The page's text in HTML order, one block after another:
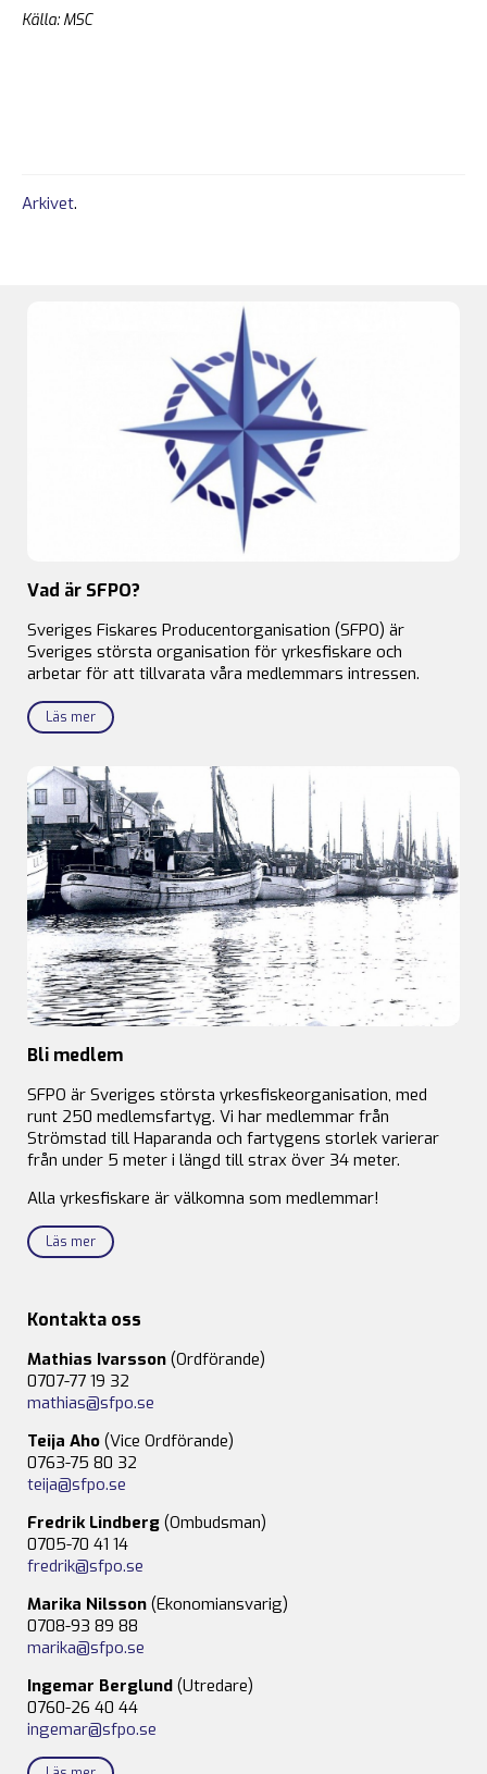
Källa: MSC
Arkivet.
Vad är SFPO?
Sveriges Fiskares Producentorganisation (SFPO) är
Sveriges största organisation för yrkesfiskare och
arbetar för att tillvarata våra medlemmars intressen.
Läs mer
Bli medlem
SFPO är Sveriges största yrkesfiskeorganisation, med
runt 250 medlemsfartyg. Vi har medlemmar från
Strömstad till Haparanda och fartygens storlek varierar
från under 5 meter i längd till strax över 34 meter.
Alla yrkesfiskare är välkomna som medlemmar!
Läs mer
Kontakta oss
Mathias Ivarsson (Ordförande)
0707-77 19 32
mathias@sfpo.se
Teija Aho (Vice Ordförande)
0763-75 80 32
teija@sfpo.se
Fredrik Lindberg (Ombudsman)
0705-70 41 14
fredrik@sfpo.se
Marika Nilsson (Ekonomiansvarig)
0708-93 89 88
marika@sfpo.se
Ingemar Berglund (Utredare)
0760-26 40 44
ingemar@sfpo.se